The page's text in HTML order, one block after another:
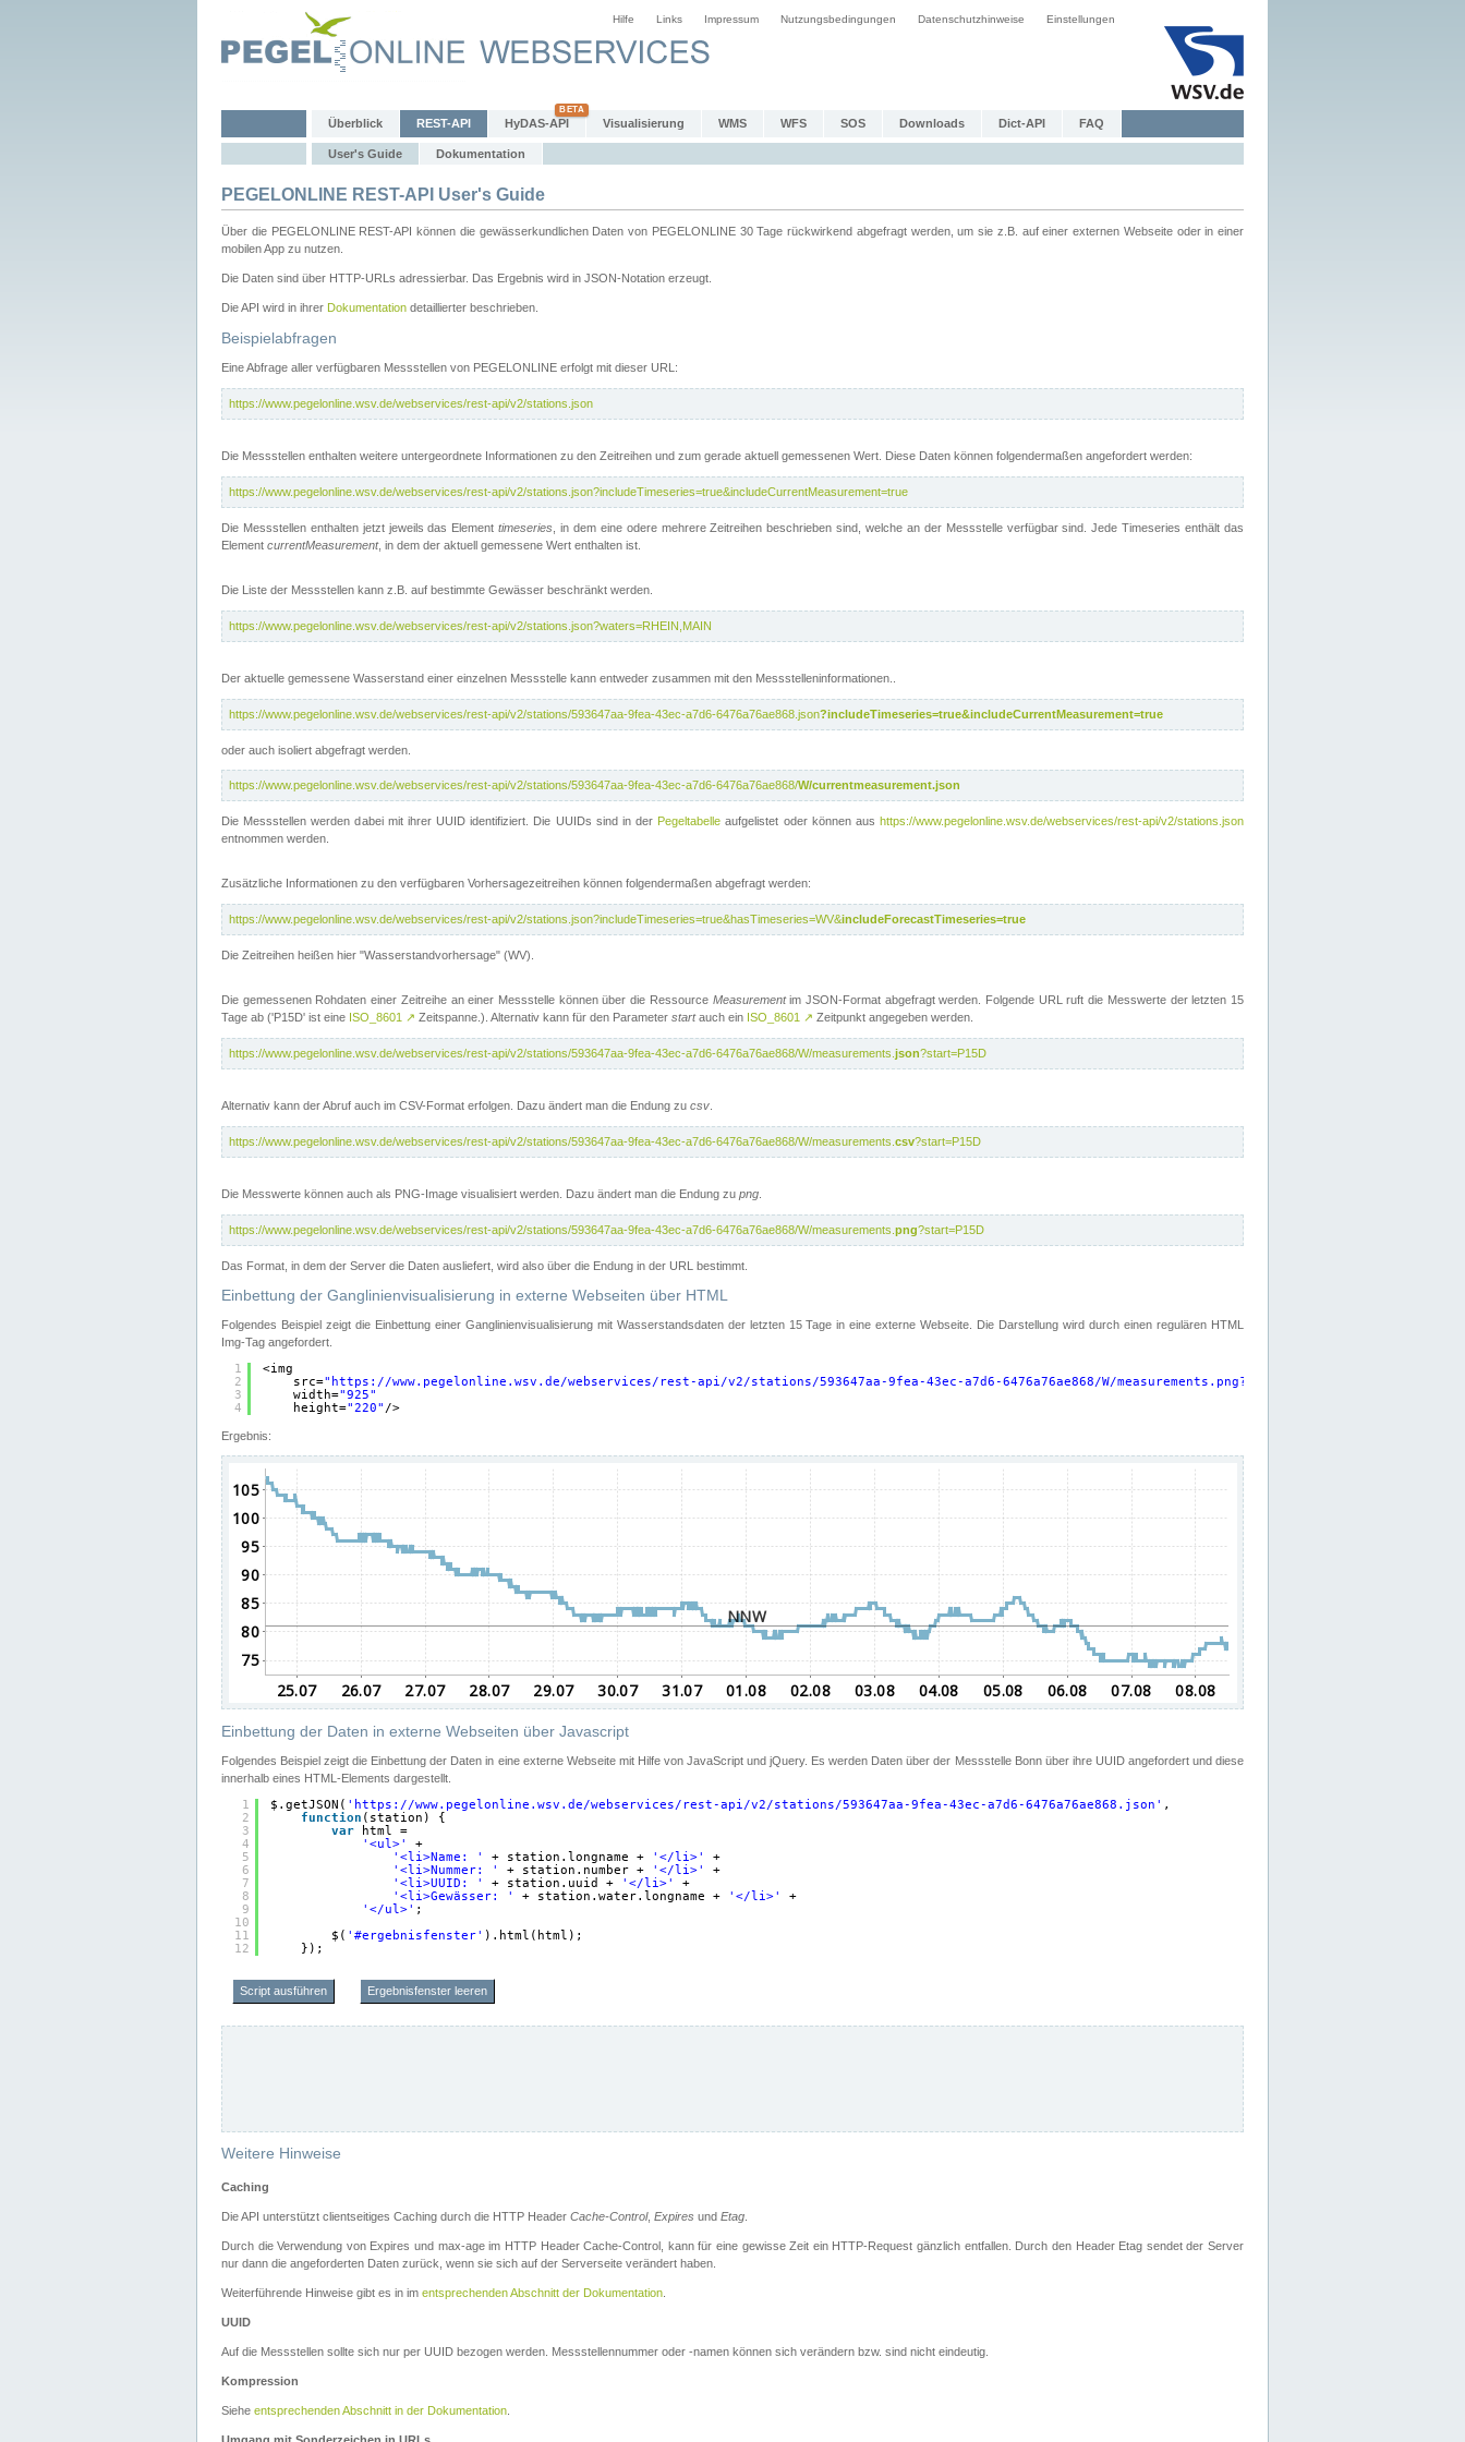
Hilfe Links Impressum Nutzungsbedingungen Datenschutzhinweise Einstellungen
Überblick REST-API HyDAS-API Visualisierung WMS WFS SOS Downloads Dict-API FAQ
User's Guide Dokumentation
PEGELONLINE REST-API User's Guide
Über die PEGELONLINE REST-API können die gewässerkundlichen Daten von PEGELONLINE 30 Tage rückwirkend abgefragt werden, um sie z.B. auf einer externen Webseite oder in einer
mobilen App zu nutzen.
Die Daten sind über HTTP-URLs adressierbar. Das Ergebnis wird in JSON-Notation erzeugt.
Die API wird in ihrer Dokumentation detaillierter beschrieben.
Beispielabfragen
Eine Abfrage aller verfügbaren Messstellen von PEGELONLINE erfolgt mit dieser URL:
https://www.pegelonline.wsv.de/webservices/rest-api/v2/stations.json
Die Messstellen enthalten weitere untergeordnete Informationen zu den Zeitreihen und zum gerade aktuell gemessenen Wert. Diese Daten können folgendermaßen angefordert werden:
https://www.pegelonline.wsv.de/webservices/rest-api/v2/stations.json?includeTimeseries=true&includeCurrentMeasurement=true
Die Messstellen enthalten jetzt jeweils das Elementtimeseries , in dem eine odere mehrere Zeitreihen beschrieben sind, welche an der Messstelle verfügbar sind. Jede Timeseries enthält das
Element currentMeasurement, in dem der aktuell gemessene Wert enthalten ist.
Die Liste der Messstellen kann z.B. auf bestimmte Gewässer beschränkt werden.
https://www.pegelonline.wsv.de/webservices/rest-api/v2/stations.json?waters=RHEIN,MAIN
Der aktuelle gemessene Wasserstand einer einzelnen Messstelle kann entweder zusammen mit den Messstelleninformationen..
https://www.pegelonline.wsv.de/webservices/rest-api/v2/stations/593647aa-9fea-43ec-a7d6-6476a76ae868.json?includeTimeseries=true&includeCurrentMeasurement=true
oder auch isoliert abgefragt werden.
https://www.pegelonline.wsv.de/webservices/rest-api/v2/stations/593647aa-9fea-43ec-a7d6-6476a76ae868/W/currentmeasurement.json
Die Messstellen werden dabei mit ihrer UUID identifiziert. Die UUIDs sind in der Pegeltabelle aufgelistet oder können aushttps://www.pegelonline.wsv.de/webservices/rest-api/v2/stations.json
entnommen werden.
Zusätzliche Informationen zu den verfügbaren Vorhersagezeitreihen können folgendermaßen abgefragt werden:
https://www.pegelonline.wsv.de/webservices/rest-api/v2/stations.json?includeTimeseries=true&hasTimeseries=WV&includeForecastTimeseries=true
Die Zeitreihen heißen hier "Wasserstandvorhersage" (WV).
Die gemessenen Rohdaten einer Zeitreihe an einer Messstelle können über die Ressource Measurementim JSON-Format abgefragt werden. Folgende URL ruft die Messwerte der letzten 15
Tage ab ('P15D' ist eine ISO_8601 ↗ Zeitspanne.). Alternativ kann für den Parameter startauch ein ISO_8601 ↗ Zeitpunkt angegeben werden.
https://www.pegelonline.wsv.de/webservices/rest-api/v2/stations/593647aa-9fea-43ec-a7d6-6476a76ae868/W/measurements. json?start=P15D
Alternativ kann der Abruf auch im CSV-Format erfolgen. Dazu ändert man die Endung zu csv
https://www.pegelonline.wsv.de/webservices/rest-api/v2/stations/593647aa-9fea-43ec-a7d6-6476a76ae868/W/measurements. csv?start=P15D
Die Messwerte können auch als PNG-Image visualisiert werden. Dazu ändert man die Endung zu png
https://www.pegelonline.wsv.de/webservices/rest-api/v2/stations/593647aa-9fea-43ec-a7d6-6476a76ae868/W/measurements. png?start=P15D
Das Format, in dem der Server die Daten ausliefert, wird also über die Endung in der URL bestimmt.
Einbettung der Ganglinienvisualisierung in externe Webseiten über HTML
Folgendes Beispiel zeigt die Einbettung einer Ganglinienvisualisierung mit Wasserstandsdaten der letzten 15 Tage in eine externe Webseite. Die Darstellung wird durch einen regulären HTML
Img-Tag angefordert.
1
2
3
4
<img
src=" https://www.pegelonline.wsv.de/webservices/rest-api/v2/stations/593647aa-9fea-43ec-a7d6-6476a76ae868/W/
width="925"
height="220" />
Ergebnis:
Einbettung der Daten in externe Webseiten über Javascript
Folgendes Beispiel zeigt die Einbettung der Daten in eine externe Webseite mit Hilfe von JavaScript und jQuery. Es werden Daten über der Messstelle Bonn über ihre UUID angefordert und diese
innerhalb eines HTML-Elements dargestellt.
1
2
3
4
5
6
7
8
9
10
11
12
$.getJSON( ' https://www.pegelonline.wsv.de/webservices/rest-api/v2/stations/593647aa-9fea-43ec-a7d6-6476a76ae868.json ' ,
function (station) {
var
html =
'<ul>'
+
'<li>Name: '
+ station.longname + '</li>'
+
'<li>Nummer: '
+ station.number + '</li>'
+
'<li>UUID: '
+ station.uuid + '</li>'
+
'<li>Gewässer: '
+ station.water.longname + '</li>'
+
'</ul>' ;
$( '#ergebnisfenster' ).html(html);
});
Script ausführen Ergebnisfenster leeren
Weitere Hinweise
Caching
Die API unterstützt clientseitiges Caching durch die HTTP Header Cache-Control, Expires und Etag.
Durch die Verwendung von Expires und max-age im HTTP Header Cache-Control, kann für eine gewisse Zeit ein HTTP-Request gänzlich entfallen. Durch den Header Etag sendet der Server
nur dann die angeforderten Daten zurück, wenn sie sich auf der Serverseite verändert haben.
Weiterführende Hinweise gibt es in im entsprechenden Abschnitt der Dokumentation.
UUID
Auf die Messstellen sollte sich nur per UUID bezogen werden. Messstellennummer oder -namen können sich verändern bzw. sind nicht eindeutig.
Kompression
Siehe entsprechenden Abschnitt in der Dokumentation.